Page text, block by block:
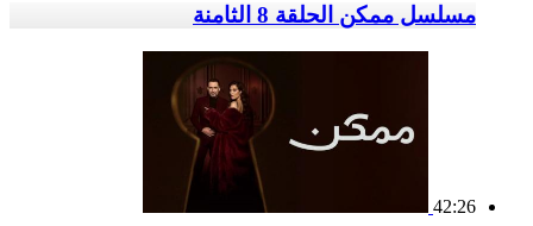
مسلسل ممكن الحلقة 8 الثامنة
42:26